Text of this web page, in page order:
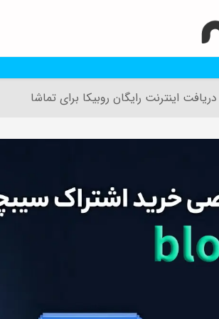
دریافت اینترنت رایگان روبیکا برای تماشا